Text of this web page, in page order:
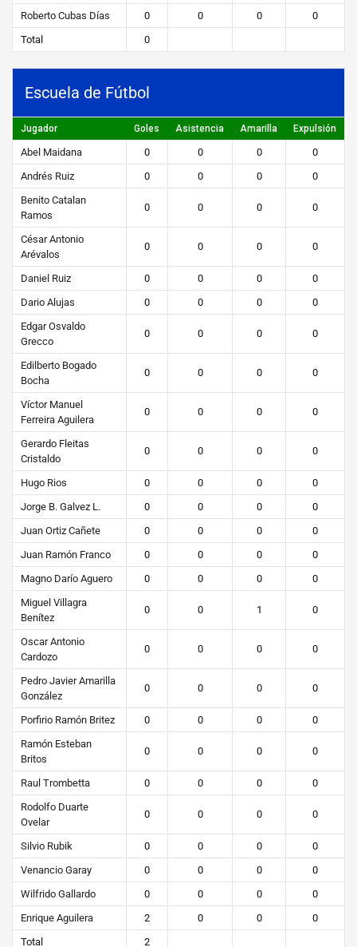
Roberto Cubas Días 0 0 0
0
Total
0
Escuela de Fútbol
Jugador Goles Asistencia Amarilla Expulsión
Abel Maidana 0 0 0
0
Andrés Ruiz
0 0 0
0
Benito Catalan
Ramos
0 0 0 0
César Antonio
Arévalos
0 0 0 0
Daniel Ruiz 0 0 0
0
Dario Alujas
0 0 0
0
Edgar Osvaldo
Grecco
0 0 0 0
Edilberto Bogado
Bocha
0 0 0 0
Víctor Manuel
Ferreira Aguilera
0 0 0 0
Gerardo Fleitas
Cristaldo
0 0 0 0
Hugo Rios 0 0 0
0
Jorge B. Galvez L.
0 0 0
0
Juan Ortiz Cañete
0 0 0
0
Juan Ramón Franco
0 0 0
0
Magno Darío Aguero
0 0 0
0
Miguel Villagra
Benítez
0 0 1 0
Oscar Antonio
Cardozo
0 0 0 0
Pedro Javier Amarilla
González
0 0 0 0
Porfirio Ramón Britez 0 0 0
0
Ramón Esteban
Britos
0 0 0 0
Raul Trombetta 0 0 0
0
Rodolfo Duarte
Ovelar
0 0 0 0
Silvio Rubik 0 0 0
0
Venancio Garay
0 0 0
0
Wilfrido Gallardo
0 0 0
0
Enrique Aguilera
2 0 0
0
Total
2